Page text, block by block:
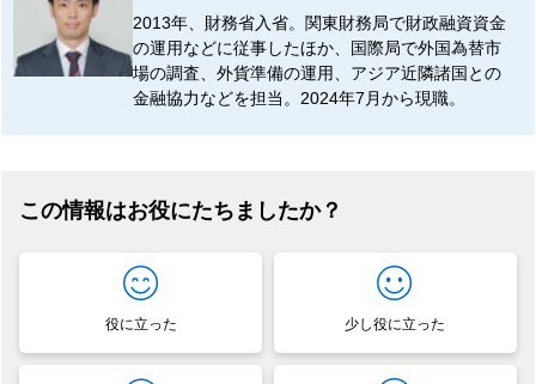
2013年、財務省入省。関東財務局で財政融資資金
の運用などに従事したほか、国際局で外国為替市
場の調査、外貨準備の運用、アジア近隣諸国との
金融協力などを担当。2024年7月から現職。
この情報はお役にたちましたか？
役に立った 少し役に立った